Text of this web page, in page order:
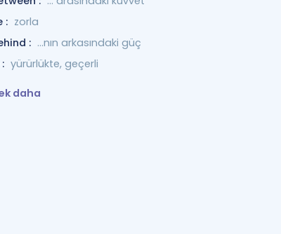
: zorla
: ...nın arkasındaki güç
yürürlükte, geçerli
daha